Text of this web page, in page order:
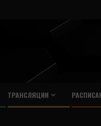
ТРАНСЛЯЦИИ